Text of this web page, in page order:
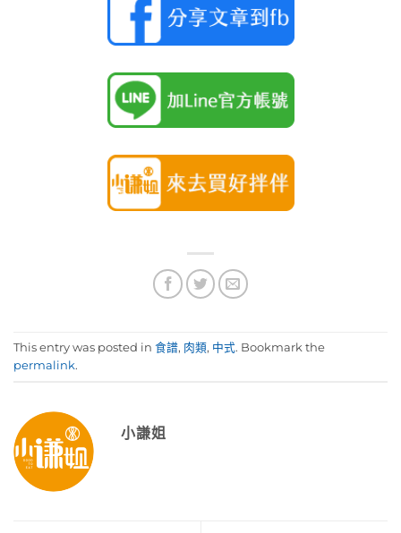
This entry was posted in 食譜, 肉類, 中式. Bookmark the
permalink.
小謙姐